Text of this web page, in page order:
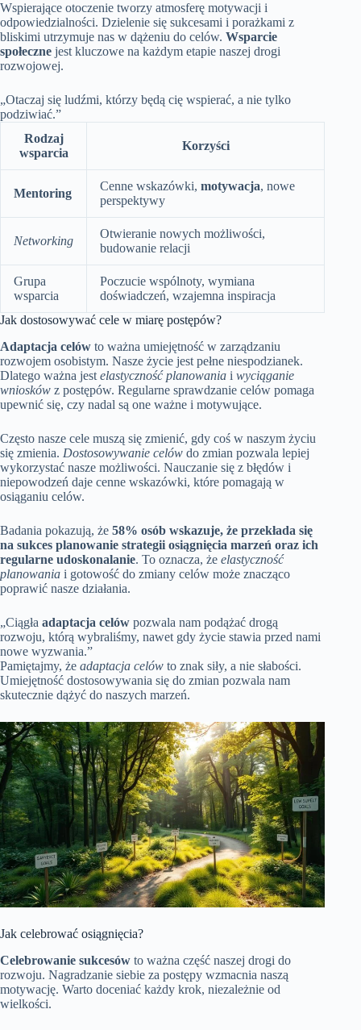
Wspierające otoczenie tworzy atmosferę motywacji i
odpowiedzialności. Dzielenie się sukcesami i porażkami z
bliskimi utrzymuje nas w dążeniu do celów. Wsparcie
społeczne jest kluczowe na każdym etapie naszej drogi
rozwojowej.
„Otaczaj się ludźmi, którzy będą cię wspierać, a nie tylko
podziwiać.”
Rodzaj
wsparcia
Korzyści
Mentoring
Cenne wskazówki, motywacja, nowe
perspektywy
Networking
Otwieranie nowych możliwości,
budowanie relacji
Grupa
wsparcia
Poczucie wspólnoty, wymiana
doświadczeń, wzajemna inspiracja
Jak dostosowywać cele w miarę postępów?
Adaptacja celów to ważna umiejętność w zarządzaniu
rozwojem osobistym. Nasze życie jest pełne niespodzianek.
Dlatego ważna jest elastyczność planowania i wyciąganie
wniosków z postępów. Regularne sprawdzanie celów pomaga
upewnić się, czy nadal są one ważne i motywujące.
Często nasze cele muszą się zmienić, gdy coś w naszym życiu
się zmienia. Dostosowywanie celów do zmian pozwala lepiej
wykorzystać nasze możliwości. Nauczanie się z błędów i
niepowodzeń daje cenne wskazówki, które pomagają w
osiąganiu celów.
Badania pokazują, że 58% osób wskazuje, że przekłada się
na sukces planowanie strategii osiągnięcia marzeń oraz ich
regularne udoskonalanie. To oznacza, że elastyczność
planowania i gotowość do zmiany celów może znacząco
poprawić nasze działania.
„Ciągła adaptacja celów pozwala nam podążać drogą
rozwoju, którą wybraliśmy, nawet gdy życie stawia przed nami
nowe wyzwania.”
Pamiętajmy, że adaptacja celów to znak siły, a nie słabości.
Umiejętność dostosowywania się do zmian pozwala nam
skutecznie dążyć do naszych marzeń.
Jak celebrować osiągnięcia?
Celebrowanie sukcesów to ważna część naszej drogi do
rozwoju. Nagradzanie siebie za postępy wzmacnia naszą
motywację. Warto doceniać każdy krok, niezależnie od
wielkości.